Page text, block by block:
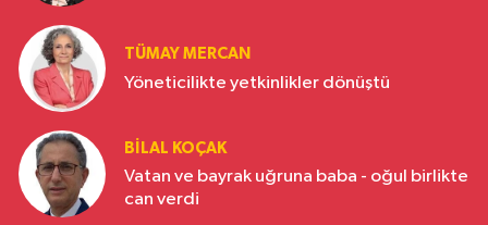
TÜMAY MERCAN
Yöneticilikte yetkinlikler dönüştü
BILAL KOÇAK
Vatan ve bayrak uğruna baba - oğul birlikte
can verdi